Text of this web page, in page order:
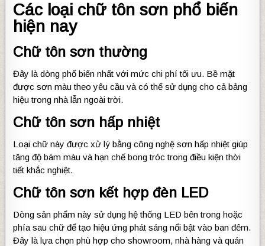
Các loại chữ tôn sơn phổ biến
hiện nay
Chữ tôn sơn thường
Đây là dòng phổ biến nhất với mức chi phí tối ưu. Bề mặt
được sơn màu theo yêu cầu và có thể sử dụng cho cả bảng
hiệu trong nhà lẫn ngoài trời.
Chữ tôn sơn hấp nhiệt
Loại chữ này được xử lý bằng công nghệ sơn hấp nhiệt giúp
tăng độ bám màu và hạn chế bong tróc trong điều kiện thời
tiết khắc nghiệt.
Chữ tôn sơn kết hợp đèn LED
Dòng sản phẩm này sử dụng hệ thống LED bên trong hoặc
phía sau chữ để tạo hiệu ứng phát sáng nổi bật vào ban đêm.
Đây là lựa chọn phù hợp cho showroom, nhà hàng và quán